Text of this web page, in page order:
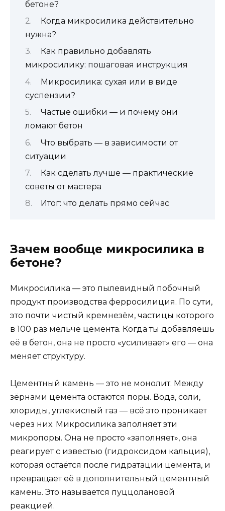
бетоне?
Когда микросилика действительно
нужна?
Как правильно добавлять
микросилику: пошаговая инструкция
Микросилика: сухая или в виде
суспензии?
Частые ошибки — и почему они
ломают бетон
Что выбрать — в зависимости от
ситуации
Как сделать лучше — практические
советы от мастера
Итог: что делать прямо сейчас
Зачем вообще микросилика в
бетоне?
Микросилика — это пылевидный побочный
продукт производства ферросилиция. По сути,
это почти чистый кремнезём, частицы которого
в 100 раз мельче цемента. Когда ты добавляешь
её в бетон, она не просто «усиливает» его — она
меняет структуру.
Цементный камень — это не монолит. Между
зёрнами цемента остаются поры. Вода, соли,
хлориды, углекислый газ — всё это проникает
через них. Микросилика заполняет эти
микропоры. Она не просто «заполняет», она
реагирует с известью (гидроксидом кальция),
которая остаётся после гидратации цемента, и
превращает её в дополнительный цементный
камень. Это называется пуццолановой
реакцией.